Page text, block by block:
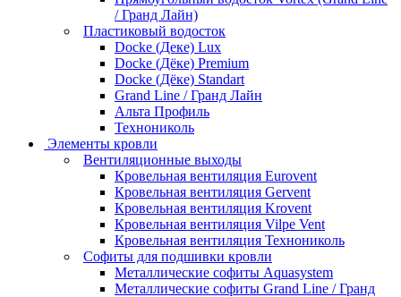
/ Гранд Лайн)
Пластиковый водосток
Docke (Деке) Lux
Docke (Дёке) Premium
Docke (Дёке) Standart
Grand Line / Гранд Лайн
Альта Профиль
Технониколь
Элементы кровли
Вентиляционные выходы
Кровельная вентиляция Eurovent
Кровельная вентиляция Gervent
Кровельная вентиляция Krovent
Кровельная вентиляция Vilpe Vent
Кровельная вентиляция Технониколь
Cофиты для подшивки кровли
Металлические софиты Aquasystem
Металлические софиты Grand Line / Гранд